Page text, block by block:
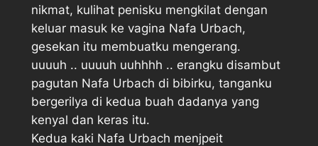
nikmat, kulihat penisku mengkilat dengan
keluar masuk ke vagina Nafa Urbach,
gesekan itu membuatku mengerang.
uuuuh .. uuuuh uuhhhh .. erangku disambut
pagutan Nafa Urbach di bibirku, tanganku
bergerilya di kedua buah dadanya yang
kenyal dan keras itu.
Kedua kaki Nafa Urbach menjpeit